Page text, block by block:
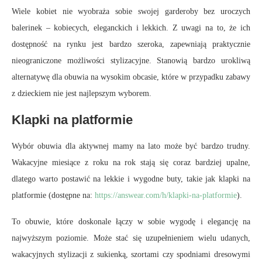
Wiele kobiet nie wyobraża sobie swojej garderoby bez uroczych
balerinek – kobiecych, eleganckich i lekkich. Z uwagi na to, że ich
dostępność na rynku jest bardzo szeroka, zapewniają praktycznie
nieograniczone możliwości stylizacyjne. Stanowią bardzo urokliwą
alternatywę dla obuwia na wysokim obcasie, które w przypadku zabawy
z dzieckiem nie jest najlepszym wyborem.
Klapki na platformie
Wybór obuwia dla aktywnej mamy na lato może być bardzo trudny.
Wakacyjne miesiące z roku na rok stają się coraz bardziej upalne,
dlatego warto postawić na lekkie i wygodne buty, takie jak klapki na
platformie (dostępne na: https://answear.com/h/klapki-na-platformie).
To obuwie, które doskonale łączy w sobie wygodę i elegancję na
najwyższym poziomie. Może stać się uzupełnieniem wielu udanych,
wakacyjnych stylizacji z sukienką, szortami czy spodniami dresowymi